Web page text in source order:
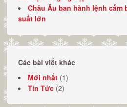
Châu Âu ban hành lệnh cấm
suất lớn
Các bài viết khác
Mới nhất(1)
Tin Tức(2)